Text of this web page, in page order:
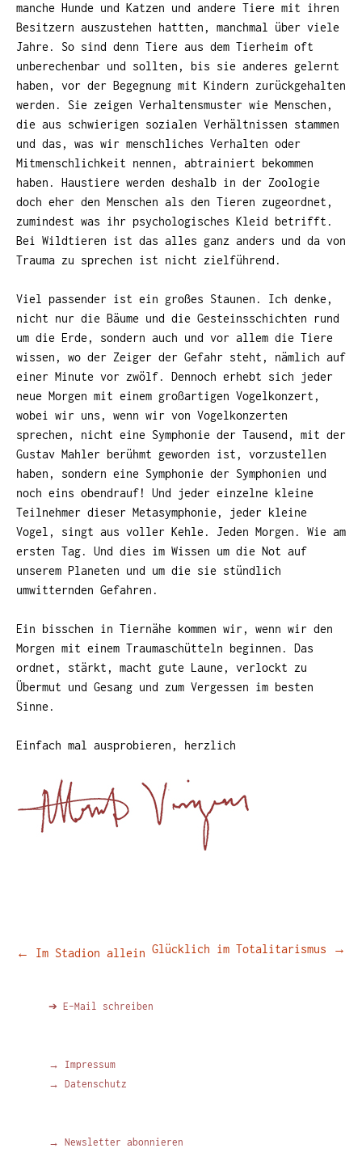
manche Hunde und Katzen und andere Tiere mit ihren
Besitzern auszustehen hattten, manchmal über viele
Jahre. So sind denn Tiere aus dem Tierheim oft
unberechenbar und sollten, bis sie anderes gelernt
haben, vor der Begegnung mit Kindern zurückgehalten
werden. Sie zeigen Verhaltensmuster wie Menschen,
die aus schwierigen sozialen Verhältnissen stammen
und das, was wir menschliches Verhalten oder
Mitmenschlichkeit nennen, abtrainiert bekommen
haben. Haustiere werden deshalb in der Zoologie
doch eher den Menschen als den Tieren zugeordnet,
zumindest was ihr psychologisches Kleid betrifft.
Bei Wildtieren ist das alles ganz anders und da von
Trauma zu sprechen ist nicht zielführend.
Viel passender ist ein großes Staunen. Ich denke,
nicht nur die Bäume und die Gesteinsschichten rund
um die Erde, sondern auch und vor allem die Tiere
wissen, wo der Zeiger der Gefahr steht, nämlich auf
einer Minute vor zwölf. Dennoch erhebt sich jeder
neue Morgen mit einem großartigen Vogelkonzert,
wobei wir uns, wenn wir von Vogelkonzerten
sprechen, nicht eine Symphonie der Tausend, mit der
Gustav Mahler berühmt geworden ist, vorzustellen
haben, sondern eine Symphonie der Symphonien und
noch eins obendrauf! Und jeder einzelne kleine
Teilnehmer dieser Metasymphonie, jeder kleine
Vogel, singt aus voller Kehle. Jeden Morgen. Wie am
ersten Tag. Und dies im Wissen um die Not auf
unserem Planeten und um die sie stündlich
umwitternden Gefahren.
Ein bisschen in Tiernähe kommen wir, wenn wir den
Morgen mit einem Traumaschütteln beginnen. Das
ordnet, stärkt, macht gute Laune, verlockt zu
Übermut und Gesang und zum Vergessen im besten
Sinne.
Einfach mal ausprobieren, herzlich
Beitragsnavigation
← Im Stadion allein Glücklich im Totalitarismus →
➔ E-Mail schreiben
→ Impressum
→ Datenschutz
→ Newsletter abonnieren